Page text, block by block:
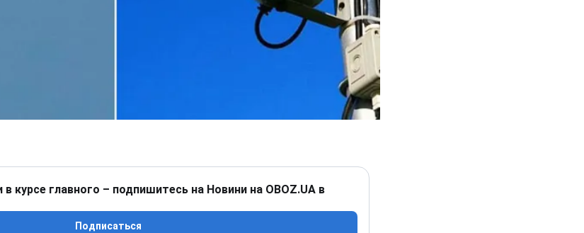
курсе главного – подпишитесь на Новини на OBOZ.UA в
Подписаться